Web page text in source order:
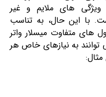
‌های ملایم و غیر
با این حال، به تناسب
های متفاوت میسلار واتر
به نیازهای خاص هر